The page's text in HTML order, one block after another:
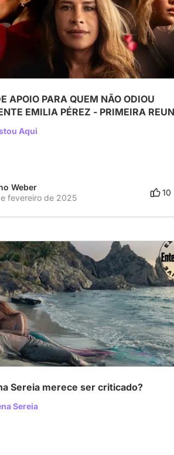
APOIO PARA QUEM NÃO ODIOU
EMILIA PÉREZ - PRIMEIRA
Aqui
Weber
fevereiro de 2025
10
Sereia merece ser criticado?
Sereia